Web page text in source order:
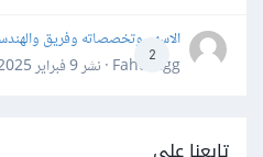
2
الاسهم وتخصصاته وفريق
Fahd Ggg · نشر
9 فبراير 2025